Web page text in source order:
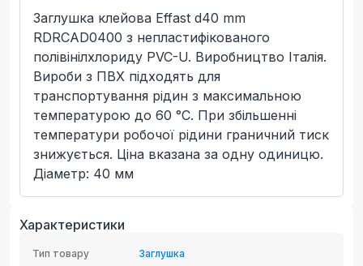
Заглушка клейова Effast d40 mm
RDRСAD0400 з непластифікованого
полівінілхлориду PVC-U. Виробництво Італія.
Вироби з ПВХ підходять для
транспортування рідин з максимальною
температурою до 60 °C. При збільшенні
температури робочої рідини граничний тиск
знижується. Ціна вказана за одну одиницю.
Діаметр: 40 мм
Характеристики
Тип товару Заглушка